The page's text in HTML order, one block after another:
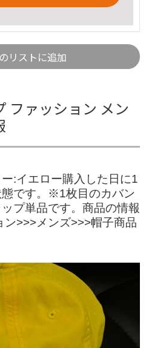
リストに追加
ファッション メン
:イエロー購入した日に1
です。※1枚目のカバン
プ単品です。商品の情報
ン>>>メンズ>>>帽子商品